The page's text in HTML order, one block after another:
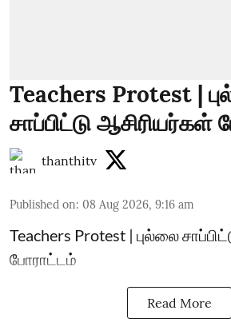
Teachers Protest |
சாப்பிட்டு ஆசிரியர்கள்
thanthitv
Published on: 08 Aug 2026, 9:16 am
Teachers Protest | புல்லை
போராட்டம்
Read More